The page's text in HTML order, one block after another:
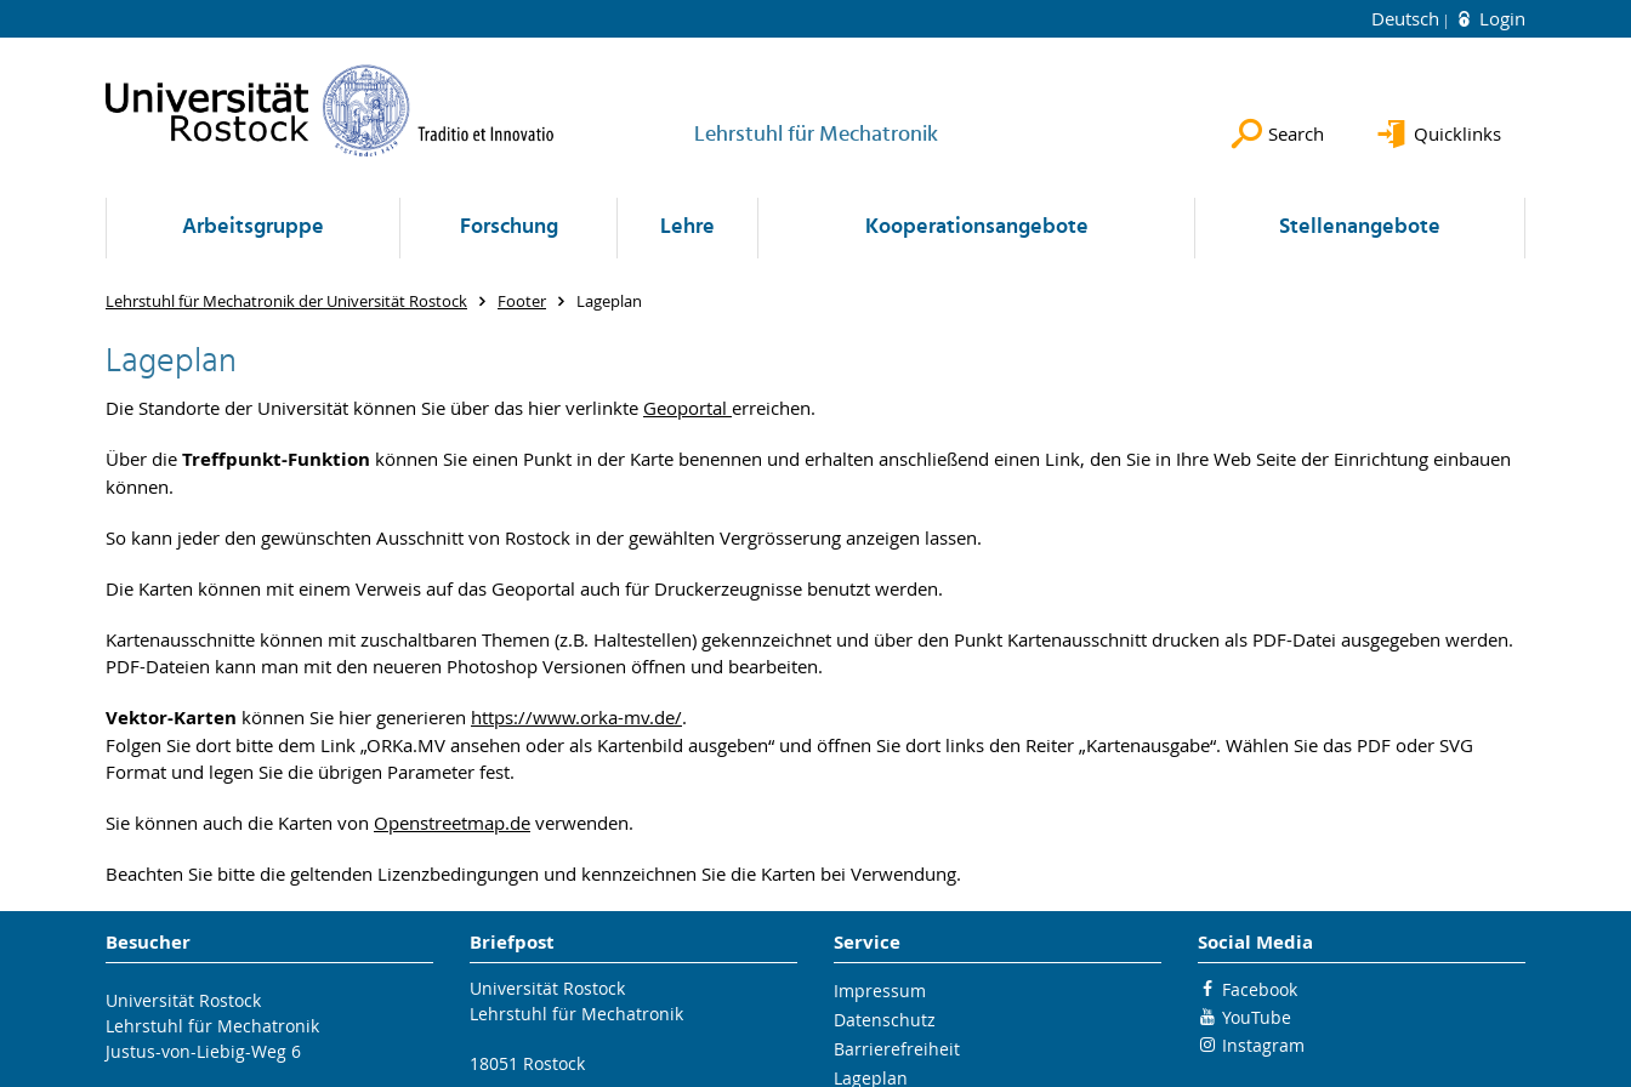
Deutsch Login
Lehrstuhl für Mechatronik Search Quicklinks
Arbeitsgruppe Forschung Lehre Kooperationsangebote Stellenangebote
Lehrstuhl für Mechatronik der Universität Rostock Footer Lageplan
Lageplan
Die Standorte der Universität können Sie über das hier verlinkte Geoportal erreichen.
Über die Treffpunkt-Funktion können Sie einen Punkt in der Karte benennen und erhalten anschließend einen Link, den Sie in Ihre Web Seite der Einrichtung einbauen
können.
So kann jeder den gewünschten Ausschnitt von Rostock in der gewählten Vergrösserung anzeigen lassen.
Die Karten können mit einem Verweis auf das Geoportal auch für Druckerzeugnisse benutzt werden.
Kartenausschnitte können mit zuschaltbaren Themen (z.B. Haltestellen) gekennzeichnet und über den Punkt Kartenausschnitt drucken als PDF-Datei ausgegeben werden.
PDF-Dateien kann man mit den neueren Photoshop Versionen öffnen und bearbeiten.
Vektor-Karten können Sie hier generieren https://www.orka-mv.de/.
Folgen Sie dort bitte dem Link „ORKa.MV ansehen oder als Kartenbild ausgeben“ und öffnen Sie dort links den Reiter „Kartenausgabe“. Wählen Sie das PDF oder SVG
Format und legen Sie die übrigen Parameter fest.
Sie können auch die Karten von Openstreetmap.de verwenden.
Beachten Sie bitte die geltenden Lizenzbedingungen und kennzeichnen Sie die Karten bei Verwendung.
Besucher
Universität Rostock
Lehrstuhl für Mechatronik
Justus-von-Liebig-Weg 6
Briefpost
Universität Rostock
Lehrstuhl für Mechatronik
18051 Rostock
Service
Impressum
Datenschutz
Barrierefreiheit
Lageplan
Social Media
Facebook
YouTube
Instagram